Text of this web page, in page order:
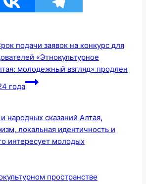
подачи заявок на конкурс для
«Этнокультурное
молодежный взгляд» продлен
года
пространстве